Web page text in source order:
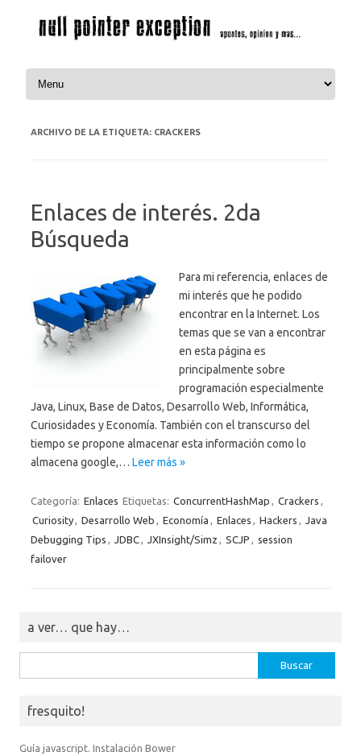
Saltar al contenido
ARCHIVO DE LA ETIQUETA: CRACKERS
Enlaces de interés. 2da
Búsqueda
Para mi referencia, enlaces de
mi interés que he podido
encontrar en la Internet. Los
temas que se van a encontrar
en esta página es
principalmente sobre
programación especialmente
Java, Linux, Base de Datos, Desarrollo Web, Informática,
Curiosidades y Economía. También con el transcurso del
tiempo se propone almacenar esta información como lo
almacena google,… Leer más »
Categoría: Enlaces Etiquetas: ConcurrentHashMap , Crackers ,
Curiosity, Desarrollo Web , Economía , Enlaces , Hackers , Java
Debugging Tips , JDBC, JXInsight/Simz , SCJP , session
failover
a ver… que hay…
fresquito!
Guía javascript. Instalación Bower